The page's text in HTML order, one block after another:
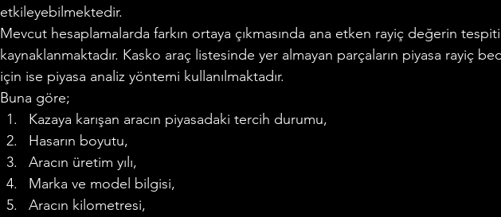
etkileyebilmektedir.
Mevcut hesaplamalarda farkın ortaya çıkmasında ana etken rayiç değerin
kaynaklanmaktadır. Kasko araç listesinde yer almayan parçaların piyasa rayiç
için ise piyasa analiz yöntemi kullanılmaktadır.
Buna göre;
Kazaya karışan aracın piyasadaki tercih durumu,
Hasarın boyutu,
Aracın üretim yılı,
Marka ve model bilgisi,
Aracın kilometresi,